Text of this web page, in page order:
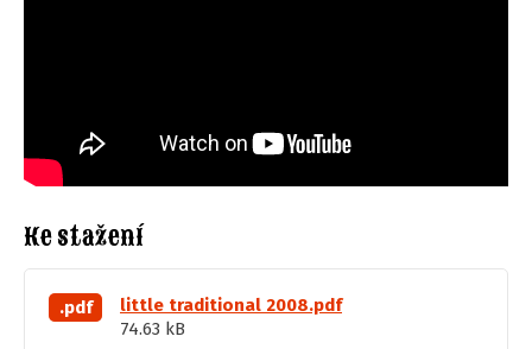
Ke stažení
.pdf
little traditional 2008.pdf
74.63 kB